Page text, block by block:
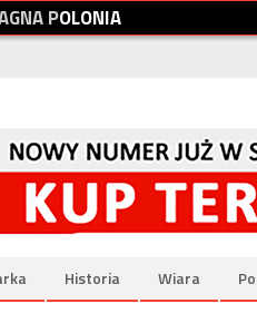
GNAPOLONIA
Historia Wiara